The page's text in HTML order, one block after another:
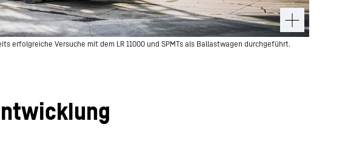
erfolgreiche Versuche mit dem LR 11000 und SPMTs als Ballastwagen durchgeführt.